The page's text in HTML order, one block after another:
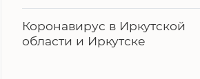
Коронавирус в Иркутской
области и Иркутске